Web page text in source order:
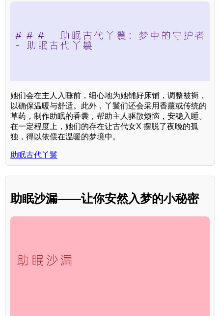
她们会在主人入睡前，细心地为她铺好床铺，调整被褥，
以确保温暖与舒适。此外，丫鬟们还会采用香薰或传统的
草药，制作助眠的香囊，帮助主人驱散烦恼，安稳入睡。
在一定程度上，她们的存在让古代女X 摆脱了夜晚的孤
独，得以依偎在温暖的梦境中。
助眠古代丫鬟
助眠沙漏——让你安然入梦的小秘密